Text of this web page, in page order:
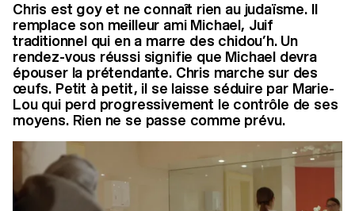
Chris est goy et ne connaît rien au judaïsme. Il
remplace son meilleur ami Michael, Juif
traditionnel qui en a marre des chidou’h. Un
rendez-vous réussi signifie que Michael devra
épouser la prétendante. Chris marche sur des
œufs. Petit à petit, il se laisse séduire par Marie-
Lou qui perd progressivement le contrôle de ses
moyens. Rien ne se passe comme prévu.